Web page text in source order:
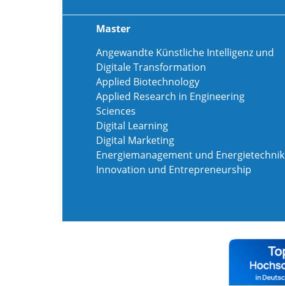
Master
Angewandte Künstliche Intelligenz und
Digitale Transformation
Applied Biotechnology
Applied Research in Engineering
Sciences
Digital Learning
Digital Marketing
Energiemanagement und Energietechnik
Innovation und Entrepreneurship